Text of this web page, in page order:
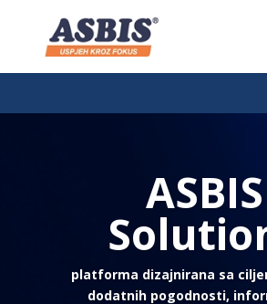
left:-955px; }
ASBIS
platforma dizajnirana sa
dodatnih pogodnosti,